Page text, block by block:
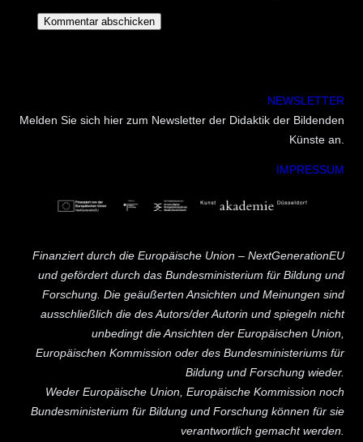
NEWSLETTER
Melden Sie sich hier zum Newsletter der Didaktik der Bildenden
Künste an.
IMPRESSUM
Finanziert durch die Europäische Union – NextGenerationEU
und gefördert durch das Bundesministerium für Bildung und
Forschung. Die geäußerten Ansichten und Meinungen sind
ausschließlich die des Autors/der Autorin und spiegeln nicht
unbedingt die Ansichten der Europäischen Union,
Europäischen Kommission oder des Bundesministeriums für
Bildung und Forschung wieder.
Weder Europäische Union, Europäische Kommission noch
Bundesministerium für Bildung und Forschung können für sie
verantwortlich gemacht werden.